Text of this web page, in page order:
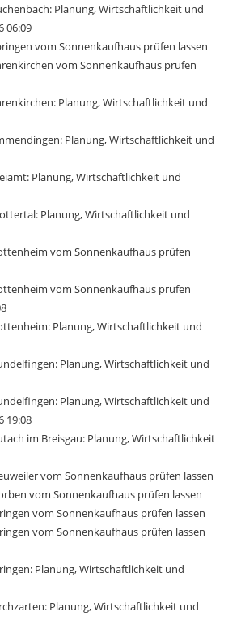
Planung, Wirtschaftlichkeit und
06:09
vom Sonnenkaufhaus prüfen lassen
vom Sonnenkaufhaus prüfen
Planung, Wirtschaftlichkeit und
Planung, Wirtschaftlichkeit und
Planung, Wirtschaftlichkeit und
Planung, Wirtschaftlichkeit und
vom Sonnenkaufhaus prüfen
vom Sonnenkaufhaus prüfen
Planung, Wirtschaftlichkeit und
Planung, Wirtschaftlichkeit und
Planung, Wirtschaftlichkeit und
19:08
im Breisgau: Planung, Wirtschaftlichkeit
vom Sonnenkaufhaus prüfen lassen
vom Sonnenkaufhaus prüfen lassen
vom Sonnenkaufhaus prüfen lassen
vom Sonnenkaufhaus prüfen lassen
Planung, Wirtschaftlichkeit und
Planung, Wirtschaftlichkeit und